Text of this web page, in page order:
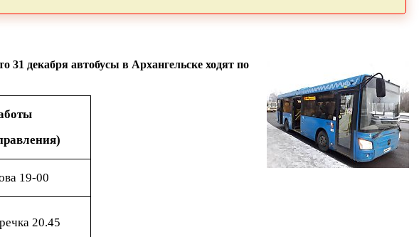
31 декабря автобусы в Архангельске ходят по
19-00
20.45